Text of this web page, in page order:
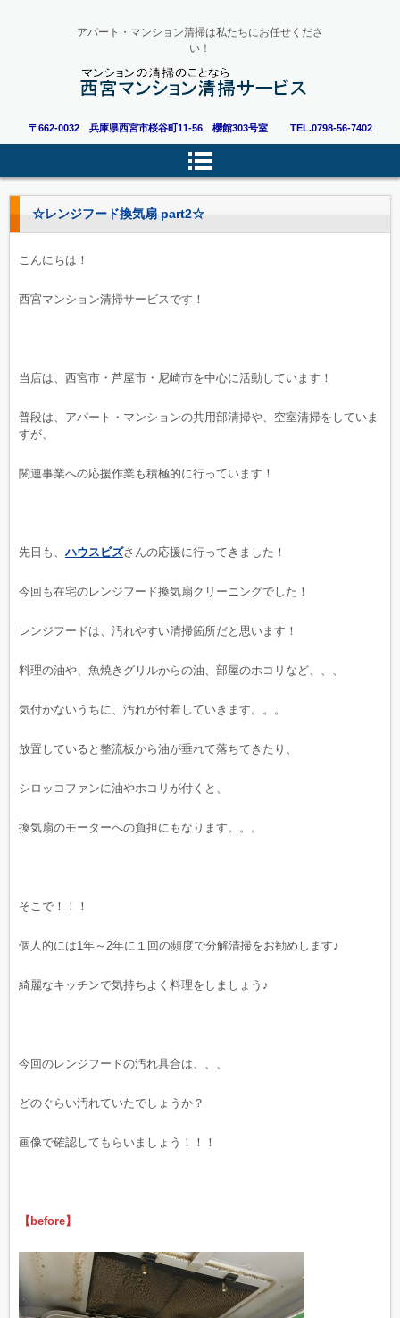
アパート・マンション清掃は私たちにお任せくださ
い！
〒662-0032 兵庫県西宮市桜谷町11-56 櫻館303号室 TEL.0798-56-7402
☆レンジフード換気扇 part2☆
こんにちは！
西宮マンション清掃サービスです！
当店は、西宮市・芦屋市・尼崎市を中心に活動しています！
普段は、アパート・マンションの共用部清掃や、空室清掃をしていま
すが、
関連事業への応援作業も積極的に行っています！
先日も、 ハウスビズさんの応援に行ってきました！
今回も在宅のレンジフード換気扇クリーニングでした！
レンジフードは、汚れやすい清掃箇所だと思います！
料理の油や、魚焼きグリルからの油、部屋のホコリなど、、、
気付かないうちに、汚れが付着していきます。。。
放置していると整流板から油が垂れて落ちてきたり、
シロッコファンに油やホコリが付くと、
換気扇のモーターへの負担にもなります。。。
そこで！！！
個人的には1年～2年に１回の頻度で分解清掃をお勧めします♪
綺麗なキッチンで気持ちよく料理をしましょう♪
今回のレンジフードの汚れ具合は、、、
どのぐらい汚れていたでしょうか？
画像で確認してもらいましょう！！！
【before】